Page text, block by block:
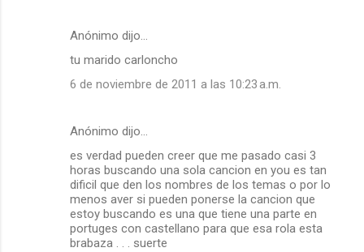
Anónimo dijo…
tu marido carloncho
6 de noviembre de 2011 a las 10:23 a.m.
Anónimo dijo…
es verdad pueden creer que me pasado casi 3
horas buscando una sola cancion en you es tan
dificil que den los nombres de los temas o por lo
menos aver si pueden ponerse la cancion que
estoy buscando es una que tiene una parte en
portuges con castellano para que esa rola esta
brabaza . . . suerte